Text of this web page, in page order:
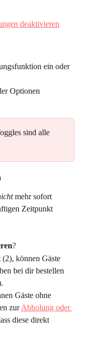
ein oder
Optionen
sind alle
mehr sofort
Zeitpunkt
?
können Gäste
bei dir bestellen
Gäste ohne
zur Abholung oder
diese direkt